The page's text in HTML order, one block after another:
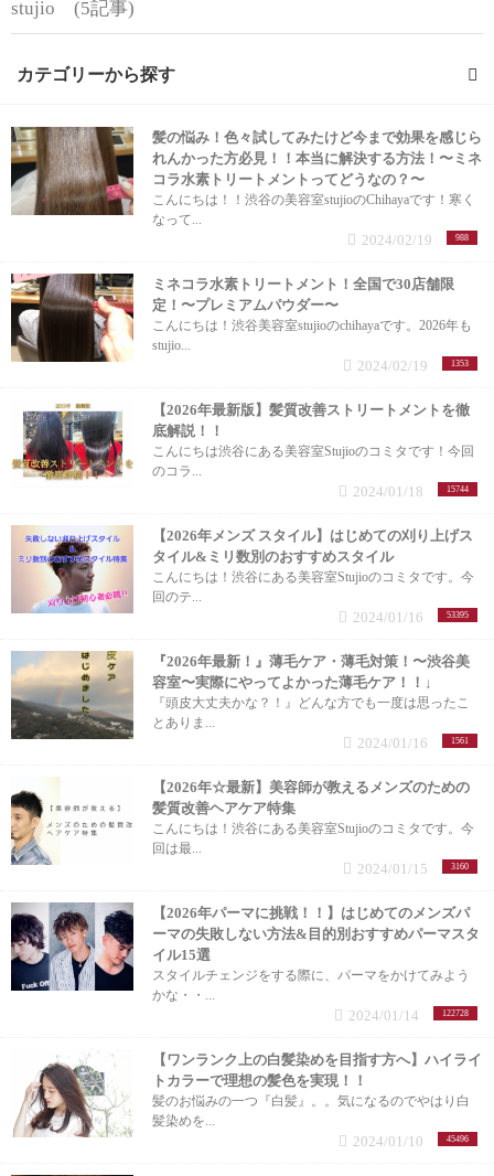
stujio (5記事)
カテゴリーから探す
ミネコラ (23記事)
お知らせ (1記事)
お悩み (4記事)
ヘアアレンジ (4記事)
メンズカット (26記事)
メンズヘアケア (1記事)
メンズカットショート (1記事)
メンズカットベリーショート (4記事)
白髪染め (7記事)
縮毛矯正 (2記事)
パーマ (1記事)
髪質改善 (11記事)
トリートメント (5記事)
髪の悩み！色々試してみたけど今まで効果を感じら
れんかった方必見！！本当に解決する方法！〜ミネ
コラ水素トリートメントってどうなの？〜
こんにちは！！渋谷の美容室stujioのChihayaです！寒く
なって...
988
2024/02/19
ミネコラ水素トリートメント！全国で30店舗限
定！〜プレミアムパウダー〜
こんにちは！渋谷美容室stujioのchihayaです。2026年も
stujio...
1353
2024/02/19
【2026年最新版】髪質改善ストリートメントを徹
底解説！！
こんにちは渋谷にある美容室Stujioのコミタです！今回
のコラ...
15744
2024/01/18
【2026年メンズ スタイル】はじめての刈り上げス
タイル&ミリ数別のおすすめスタイル
こんにちは！渋谷にある美容室Stujioのコミタです。今
回のテ...
53395
2024/01/16
『2026年最新！』薄毛ケア・薄毛対策！〜渋谷美
容室〜実際にやってよかった薄毛ケア！！↓
『頭皮大丈夫かな？！』どんな方でも一度は思ったこ
とありま...
1561
2024/01/16
【2026年☆最新】美容師が教えるメンズのための
髪質改善ヘアケア特集
こんにちは！渋谷にある美容室Stujioのコミタです。今
回は最...
3160
2024/01/15
【2026年パーマに挑戦！！】はじめてのメンズパ
ーマの失敗しない方法&目的別おすすめパーマスタ
イル15選
スタイルチェンジをする際に、パーマをかけてみよう
かな・・...
122728
2024/01/14
【ワンランク上の白髪染めを目指す方へ】ハイライ
トカラーで理想の髪色を実現！！
髪のお悩みの一つ『白髪』。。気になるのでやはり白
髪染めを...
45496
2024/01/10